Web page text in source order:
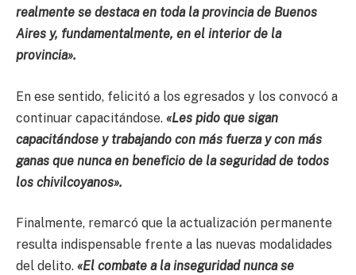
realmente se destaca en toda la provincia de Buenos
Aires y, fundamentalmente, en el interior de la
provincia».
En ese sentido, felicitó a los egresados y los convocó a
continuar capacitándose. «Les pido que sigan
capacitándose y trabajando con más fuerza y con más
ganas que nunca en beneficio de la seguridad de todos
los chivilcoyanos».
Finalmente, remarcó que la actualización permanente
resulta indispensable frente a las nuevas modalidades
del delito. «El combate a la inseguridad nunca se